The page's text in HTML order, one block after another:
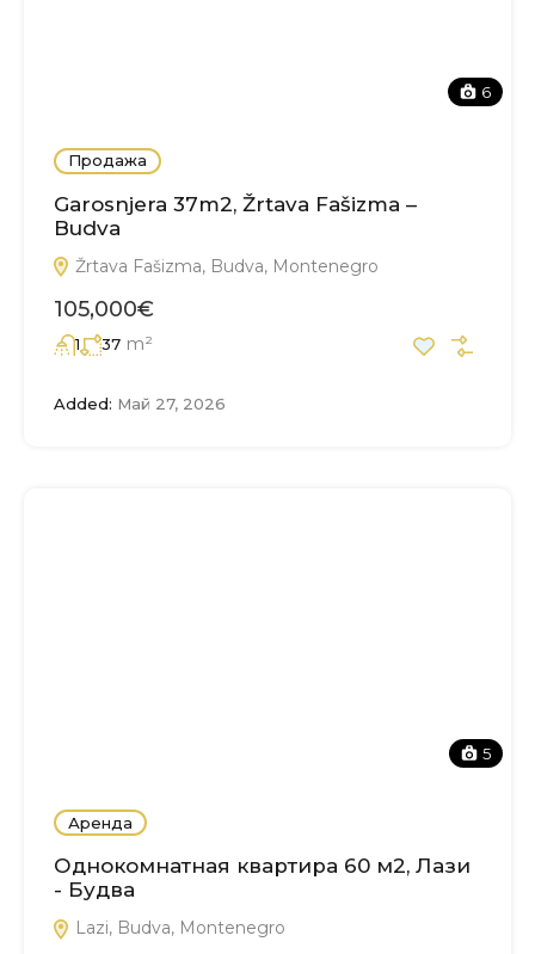
6
Продажа
Garosnjera 37m2, Žrtava Fašizma –
Budva
Žrtava Fašizma, Budva, Montenegro
105,000€
1 37 m²
Added: Май 27, 2026
5
Аренда
Однокомнатная квартира 60 м2, Лази
- Будва
Lazi, Budva, Montenegro